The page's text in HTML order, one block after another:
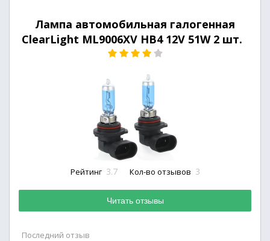
Лампа автомобильная галогенная
ClearLight ML9006XV HB4 12V 51W 2 шт.
Рейтинг 3.7 Кол-во отзывов 3
Читать отзывы
Последний отзыв